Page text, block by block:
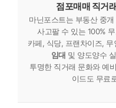
점포매매 직거
마닌포스트는 부동산 중
사고팔 수 있는 100%
카페, 식당, 프랜차이즈,
임대 및 양도양수
투명한 직거래 문화와 예
이드도 무료